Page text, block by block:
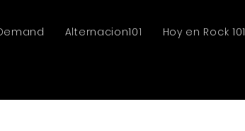
Alternacion101 Hoy en Rock 101